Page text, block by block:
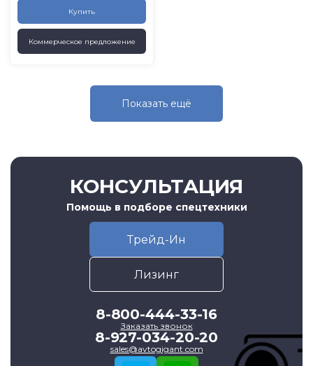
Купить
Коммерческое предложение
Показать eщё
КОНСУЛЬТАЦИЯ
Помощь в подборе спецтехники
Трейд-Ин
Лизинг
8-800-444-33-16
Заказать звонок
8-927-034-20-20
sales@avtogigant.com